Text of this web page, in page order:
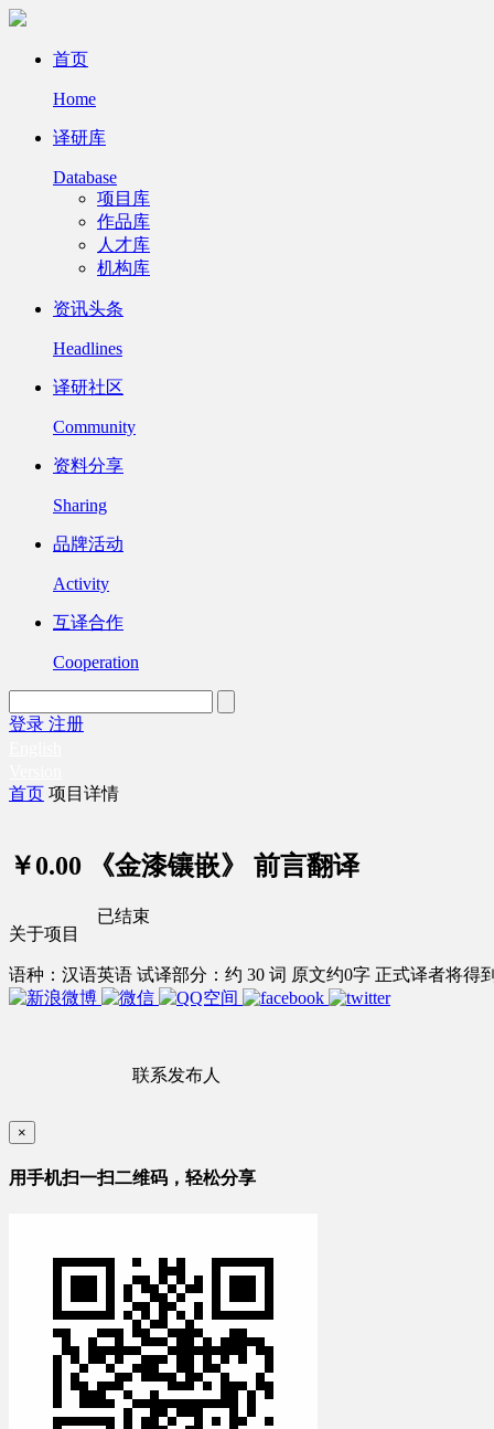
首页
Home
译研库
Database
项目库
作品库
人才库
机构库
资讯头条
Headlines
译研社区
Community
资料分享
Sharing
品牌活动
Activity
互译合作
Cooperation
登录 注册
首页 项目详情
￥0.00 《金漆镶嵌》 前言翻译
关于项目
语种：汉语英语 试译部分：约 30 词 原文约0字 正式译者将得
联系发布人
已结束
×
用手机扫一扫二维码，轻松分享